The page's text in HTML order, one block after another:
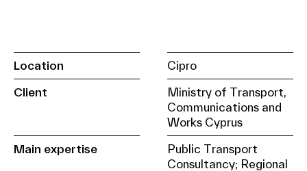
Location Cipro
Client
Ministry of Transport,
Communications and
Works Cyprus
Main expertise
Public Transport
Consultancy; Regional